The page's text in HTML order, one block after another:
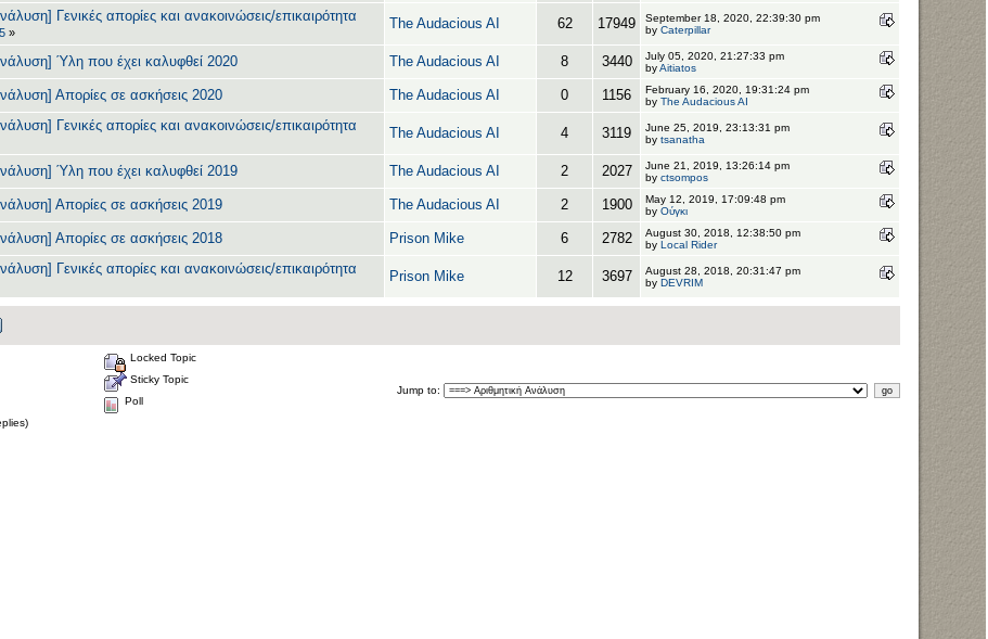
Γενικές απορίες και ανακοινώσεις/επικαιρότητα
5 »
The Audacious AI 62 17949
September 18, 2020, 22:39:30 pm
by Caterpillar
Ύλη που έχει καλυφθεί 2020 The Audacious AI 8 3440
July 05, 2020, 21:27:33 pm
byAitiatos
Απορίες σε ασκήσεις 2020 The Audacious AI 0 1156
February 16, 2020, 19:31:24 pm
by The Audacious AI
Γενικές απορίες και ανακοινώσεις/επικαιρότητα
The Audacious AI 4 3119
June 25, 2019, 23:13:31 pm
by tsanatha
Ύλη που έχει καλυφθεί 2019 The Audacious AI 2 2027
June 21, 2019, 13:26:14 pm
by ctsompos
Απορίες σε ασκήσεις 2019 The Audacious AI 2 1900
May 12, 2019, 17:09:48 pm
by Ούγκι
Απορίες σε ασκήσεις 2018 Prison Mike 6 2782
August 30, 2018, 12:38:50 pm
by Local Rider
Γενικές απορίες και ανακοινώσεις/επικαιρότητα
Prison Mike 12 3697
August 28, 2018, 20:31:47 pm
by DEVRIM
Locked Topic
Sticky Topic
Poll
Jump to: